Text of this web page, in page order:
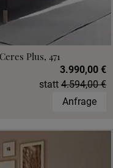
Plus, 471
3.990,00 €
statt 4.594,00 €
Anfrage